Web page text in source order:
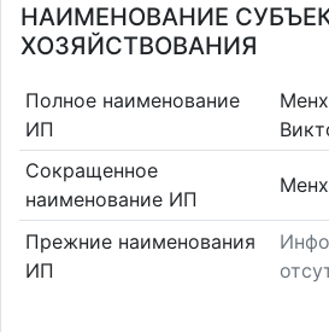
НАИМЕНОВАНИЕ
ХОЗЯЙСТВОВАНИЯ
Полное наименование
ИП
Сокращенное
наименование ИП
Прежние наименования
ИП